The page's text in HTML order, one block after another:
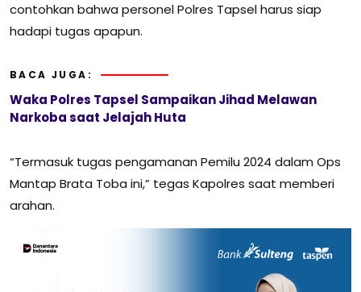
contohkan bahwa personel Polres Tapsel harus siap
hadapi tugas apapun.
BACA JUGA:
Waka Polres Tapsel Sampaikan Jihad Melawan
Narkoba saat Jelajah Huta
“Termasuk tugas pengamanan Pemilu 2024 dalam Ops
Mantap Brata Toba ini,” tegas Kapolres saat memberi
arahan.